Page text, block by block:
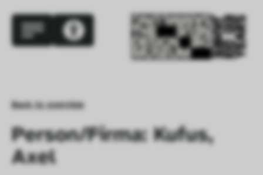
Back to overview
Person/Firma: Kufus,
Axel